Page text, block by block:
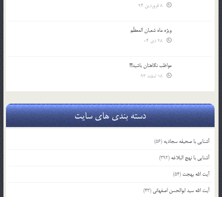
ویژه ماه شعبان المعظّم
مواظب نگاهتان باشید!!!
دسته بندی های سایت
آشنایی با صحیفه سجادیه (56)
آشنایی با نهج البلاغه (392)
آیت الله بهجت (54)
آیت الله سید ابوالحسن اصفهانی (43)